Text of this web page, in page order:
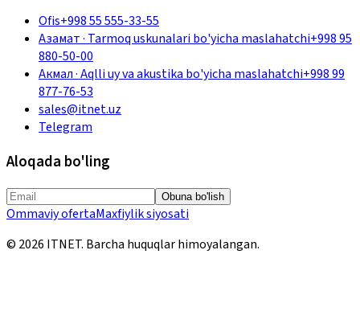
Ofis+998 55 555-33-55
Азамат· Tarmoq uskunalari bo'yicha maslahatchi+998 95
880-50-00
Акмал·Aqlli uy va akustika bo'yicha maslahatchi+998 99
877-76-53
sales@itnet.uz
Telegram
Aloqada bo'ling
Obuna bo'lish
Ommaviy ofertaMaxfiylik siyosati
© 2026 ITNET. Barcha huquqlar himoyalangan.